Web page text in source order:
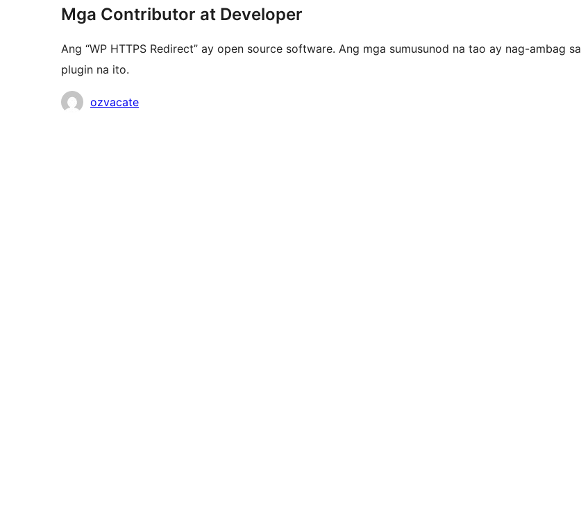
Mga Contributor at Developer
Ang “WP HTTPS Redirect” ay open source software. Ang mga sumusunod na tao ay nag-ambag sa
plugin na ito.
Mga ozvacate